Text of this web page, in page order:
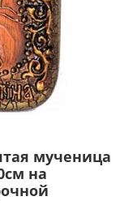
мученица
на